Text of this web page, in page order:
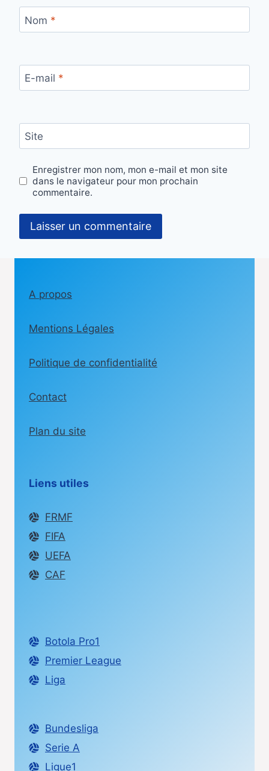
Nom *
E-mail *
Site
Enregistrer mon nom, mon e-mail et mon site
dans le navigateur pour mon prochain
commentaire.
A propos
Mentions Légales
Politique de confidentialité
Contact
Plan du site
Liens utiles
FRMF
FIFA
UEFA
CAF
Botola Pro1
Premier League
Liga
Bundesliga
Serie A
Ligue1